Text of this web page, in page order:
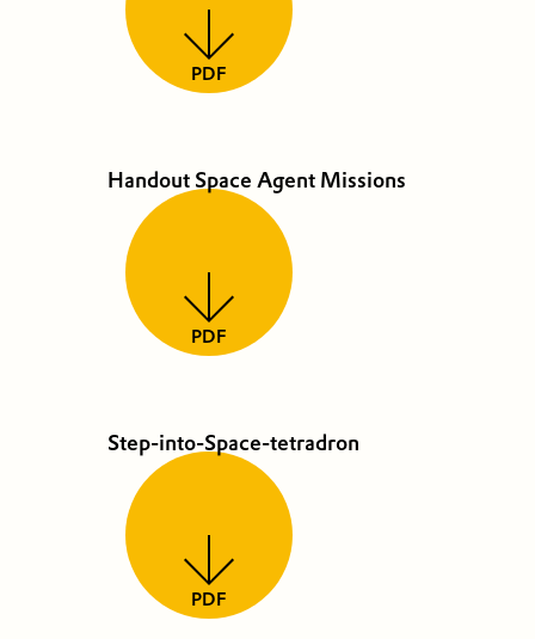
PDF
Handout Space Agent Missions
PDF
Step-into-Space-tetradron
PDF